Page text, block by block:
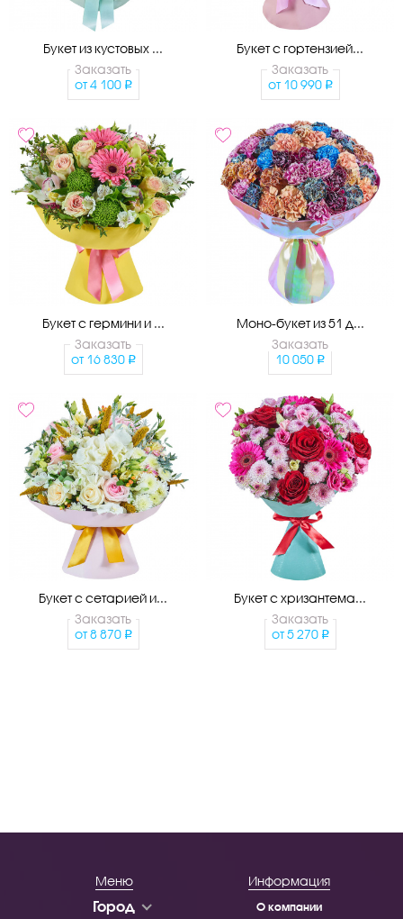
Букет из кустовых ...
Заказать
от 4 100
Букет с гортензией...
Заказать
от 10 990
Букет с гермини и ...
Заказать
от 16 830
Моно-букет из 51 д...
Заказать
10 050
Букет с сетарией и...
Заказать
от 8 870
Букет с хризантема...
Заказать
от 5 270
Меню
Город
Информация
О компании